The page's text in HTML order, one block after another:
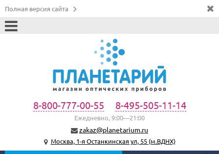
Полная версия сайта
8-800-777-00-55 8-495-505-11-14
Ежедневно, 9:00—21:00
zakaz@planetarium.ru
Москва, 1-я Останкинская ул, 55 (м.ВДНХ)